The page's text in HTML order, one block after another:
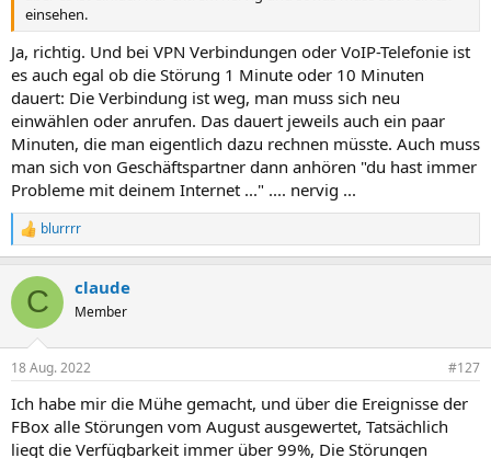
einsehen.
Ja, richtig. Und bei VPN Verbindungen oder VoIP-Telefonie ist
es auch egal ob die Störung 1 Minute oder 10 Minuten
dauert: Die Verbindung ist weg, man muss sich neu
einwählen oder anrufen. Das dauert jeweils auch ein paar
Minuten, die man eigentlich dazu rechnen müsste. Auch muss
man sich von Geschäftspartner dann anhören "du hast immer
Probleme mit deinem Internet ..." .... nervig ...
R
e
k
i
e
:
blurrrr
C claude
Member
18 Aug. 2022 #127
Ich habe mir die Mühe gemacht, und über die Ereignisse der
FBox alle Störungen vom August ausgewertet, Tatsächlich
liegt die Verfügbarkeit immer über 99%, Die Störungen